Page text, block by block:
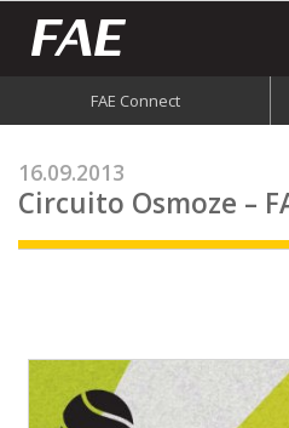
FAE Connect
16.09.2013
Circuito Osmoze –